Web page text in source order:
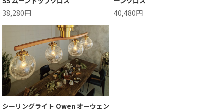
38,280円 40,480円
シーリングライト Owen オーウェン